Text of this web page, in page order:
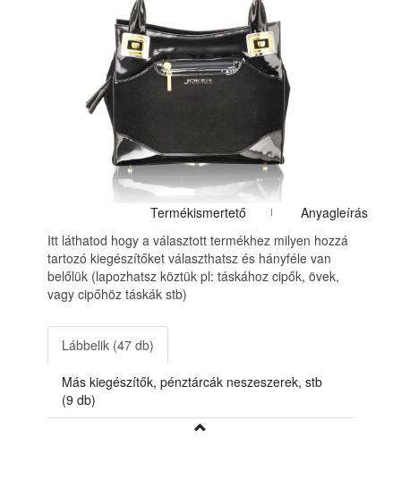
Termékismertető
Anyagleírás
Itt láthatod hogy a választott termékhez milyen hozzá
tartozó kiegészítőket választhatsz és hányféle van
belőlük (lapozhatsz köztük pl: táskához cipők, övek,
vagy cipőhöz táskák stb)
Lábbelik (47 db)
Más kiegészítők, pénztárcák neszeszerek, stb
(9 db)